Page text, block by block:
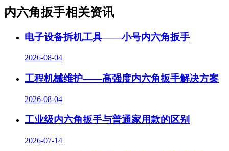
内六角扳手相关资讯
电子设备拆机工具——小号内六角扳手
2026-08-04
工程机械维护——高强度内六角扳手解决方案
2026-08-04
工业级内六角扳手与普通家用款的区别
2026-07-14